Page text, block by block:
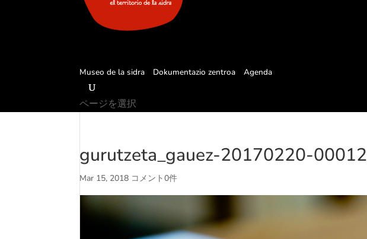
Museo de la sidra Dokumentazio zentroa Agenda
ページを選択
gurutzeta_gauez-20170220-00012
Mar 15, 2018 コメント0件